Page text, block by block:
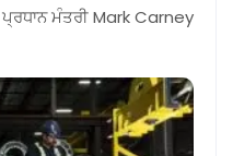
ਮੰਤਰੀ Mark Carney